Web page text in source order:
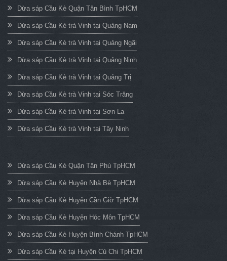
Dừa sáp Cầu Kè Quận Tân Bình TpHCM
Dừa sáp Cầu Kè trà Vinh tại Quảng Nam
Dừa sáp Cầu Kè trà Vinh tại Quảng Ngãi
Dừa sáp Cầu Kè trà Vinh tại Quảng Ninh
Dừa sáp Cầu Kè trà Vinh tại Quảng Trị
Dừa sáp Cầu Kè trà Vinh tại Sóc Trăng
Dừa sáp Cầu Kè trà Vinh tại Sơn La
Dừa sáp Cầu Kè trà Vinh tại Tây Ninh
Dừa sáp Cầu Kè Quận Tân Phú TpHCM
Dừa sáp Cầu Kè Huyện Nhà Bè TpHCM
Dừa sáp Cầu Kè Huyện Cần Giờ TpHCM
Dừa sáp Cầu Kè Huyện Hóc Môn TpHCM
Dừa sáp Cầu Kè Huyện Bình Chánh TpHCM
Dừa sáp Cầu Kè tại Huyện Củ Chi TpHCM